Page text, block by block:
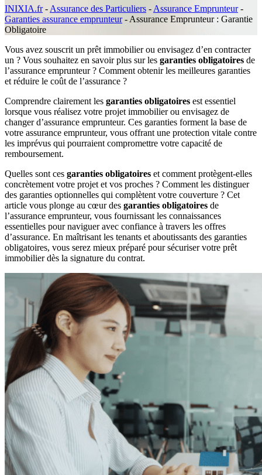
INIXIA.fr- Assurance des Particuliers - Assurance Emprunteur-
Garanties assurance emprunteur- Assurance Emprunteur : Garantie
Obligatoire
Vous avez souscrit un prêt immobilier ou envisagez d’en contracter
un ? Vous souhaitez en savoir plus sur les garanties obligatoires de
l’assurance emprunteur ? Comment obtenir les meilleures garanties
et réduire le coût de l’assurance ?
Comprendre clairement les garanties obligatoires est essentiel
lorsque vous réalisez votre projet immobilier ou envisagez de
changer d’assurance emprunteur. Ces garanties forment la base de
votre assurance emprunteur, vous offrant une protection vitale contre
les imprévus qui pourraient compromettre votre capacité de
remboursement.
Quelles sont ces garanties obligatoires et comment protègent-elles
concrètement votre projet et vos proches ? Comment les distinguer
des garanties optionnelles qui complètent votre couverture ? Cet
article vous plonge au cœur des garanties obligatoires de
l’assurance emprunteur, vous fournissant les connaissances
essentielles pour naviguer avec confiance à travers les offres
d’assurance. En maîtrisant les tenants et aboutissants des garanties
obligatoires, vous serez mieux préparé pour sécuriser votre prêt
immobilier dès la signature du contrat.